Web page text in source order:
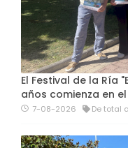
El Festival de la Ría
años comienza en
7-08-2026 De total